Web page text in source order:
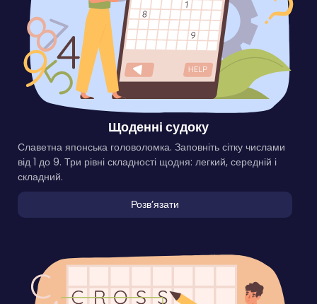
Щоденні судоку
Славетна японська головоломка. Заповніть сітку числами
від 1 до 9. Три рівні складності щодня: легкий, середній і
складний.
Розвʼязати